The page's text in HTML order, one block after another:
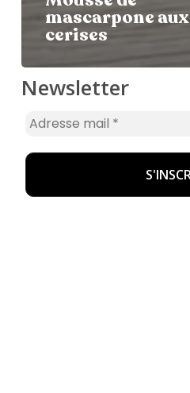
mascarpone aux
cerises
Newsletter